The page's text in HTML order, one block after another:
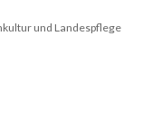
und Landespflege